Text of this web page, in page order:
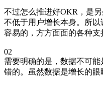
不过怎么推进好OKR，是
不低于用户增长本身。所
容易的，方方面面的各种支
02
需要明确的是，数据不可
错的。虽然数据是增长的眼